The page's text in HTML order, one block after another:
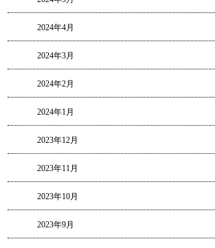
2024年4月
2024年3月
2024年2月
2024年1月
2023年12月
2023年11月
2023年10月
2023年9月